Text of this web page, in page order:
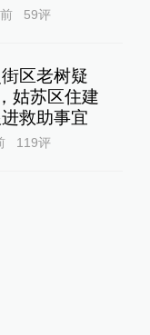
59评
区老树疑
姑苏区住建
救助事宜
119评